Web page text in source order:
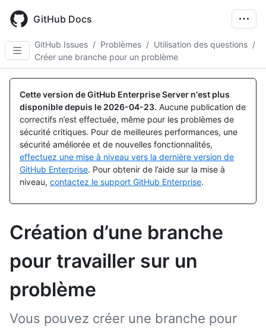
main
content
GitHub Docs
GitHub Issues / Problèmes / Utilisation des questions /
Créer une branche pour un problème
Cette version de GitHub Enterprise Server n'est plus
disponible depuis le 2026-04-23. Aucune publication de
correctifs n’est effectuée, même pour les problèmes de
sécurité critiques. Pour de meilleures performances, une
sécurité améliorée et de nouvelles fonctionnalités,
effectuez une mise à niveau vers la dernière version de
GitHub Enterprise. Pour obtenir de l’aide sur la mise à
niveau, contactez le support GitHub Enterprise.
Création d’une branche
pour travailler sur un
problème
Vous pouvez créer une branche pour